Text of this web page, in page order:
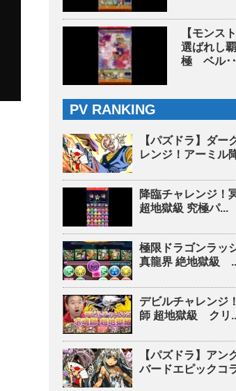
【モンス
選ばれし
極 ベル･･
PV RANKING
【パズドラ】ダー
レンジ！アーミル
降臨チャレンジ！
超地獄級 究極パ...
極限ドラゴンラッ
真龍界 絶地獄級
デビルチャレンジ
師 超地獄級 クリ
【パズドラ】アン
バードエピックコ